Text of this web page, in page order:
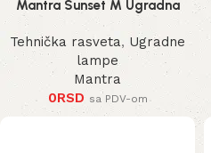
Mantra Sunset M Ugradna
Lampa
Tehnička rasveta, Ugradne
lampe
Mantra
0RSD sa PDV-om